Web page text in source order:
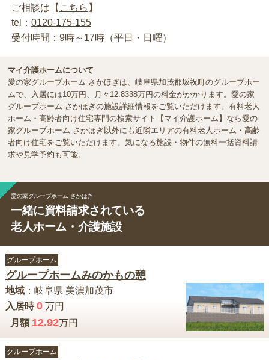
ご相談は【 こちら 】
tel： 0120-175-155
受付時間：9時～17時（平日・日曜）
マイ介護ホームについて
愛の家グループホーム さかほぎは、岐阜県加茂郡坂祝町のグループホー
ムで、入居には10万円、月々12.8338万円の料金がかかります。愛の家
グループホーム さかほぎの施設詳細情報をご覧いただけます。有料老人
ホーム・高齢者向け住宅専門の検索サイト【マイ介護ホーム】なら愛の
家グループホーム さかほぎ以外にも近隣エリアの有料老人ホーム・高齢
者向け住宅をご覧いただけます。気になる施設・物件の無料一括資料請
求や見学予約も可能。
愛の家グループホーム さかほぎ
一緒に資料請求されている
老人ホーム・介護施設
グループホーム
グループホームみのかもの憩
地域： 岐阜県 美濃加茂市
入居時 0万円
月額 12.92万円
グループホーム